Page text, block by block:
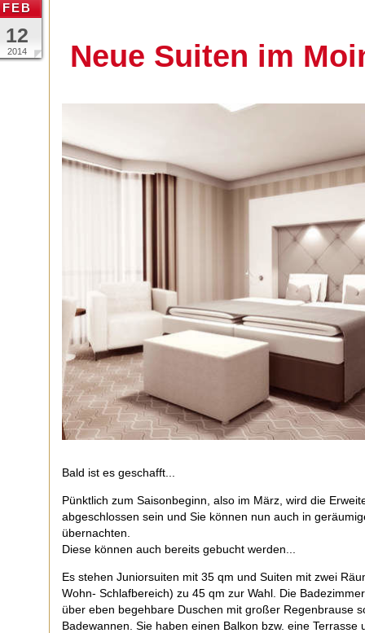
2014
12
FEB
Neue Suiten im
Bald ist es geschafft...
Pünktlich zum Saisonbeginn, also im März, wird die
abgeschlossen sein und Sie können nun auch in
übernachten.
Diese können auch bereits gebucht werden...
Es stehen Juniorsuiten mit 35 qm und Suiten mit zwei
Wohn- Schlafbereich) zu 45 qm zur Wahl. Die
über eben begehbare Duschen mit großer Regenbrause
Badewannen. Sie haben einen Balkon bzw. eine Terrasse